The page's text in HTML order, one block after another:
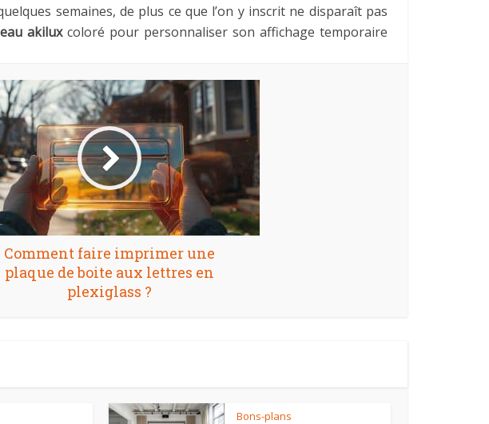
semaines, de plus ce que l’on y inscrit ne disparaît pas
akiluxcoloré pour personnaliser son affichage temporaire
Comment faire imprimer une
plaque de boite aux lettres en
plexiglass ?
Bons-plans